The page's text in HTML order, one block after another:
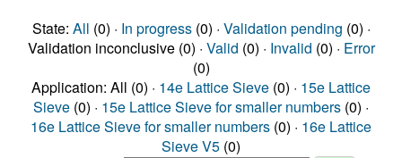
State: All (0) · In progress(0) · Validation pending (0) ·
Validation inconclusive (0) · Valid (0) · Invalid (0) · Error
(0)
Application: All (0) · 14e Lattice Sieve (0) · 15e Lattice
Sieve (0) · 15e Lattice Sieve for smaller numbers (0) ·
16e Lattice Sieve for smaller numbers (0) · 16e Lattice
Sieve V5 (0)